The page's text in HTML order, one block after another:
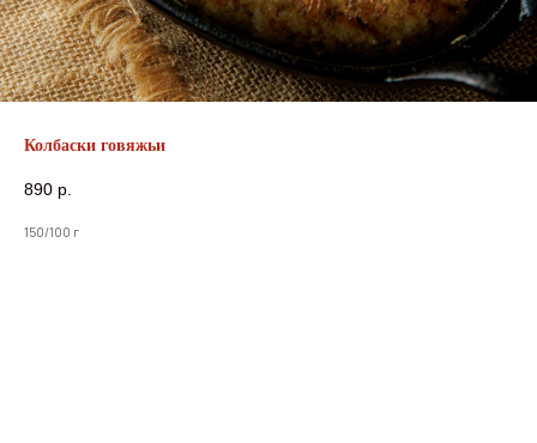
Колбаски говяжьи
890 р.
150/100 г